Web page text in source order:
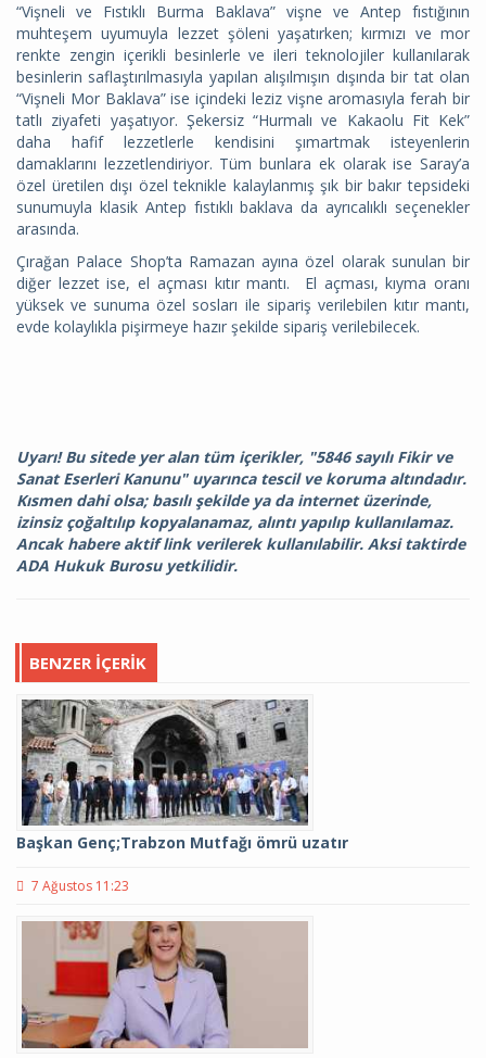
“Vişneli ve Fıstıklı Burma Baklava” vişne ve Antep fıstığının
muhteşem uyumuyla lezzet şöleni yaşatırken; kırmızı ve mor
renkte zengin içerikli besinlerle ve ileri teknolojiler kullanılarak
besinlerin saflaştırılmasıyla yapılan alışılmışın dışında bir tat olan
“Vişneli Mor Baklava” ise içindeki leziz vişne aromasıyla ferah bir
tatlı ziyafeti yaşatıyor. Şekersiz “Hurmalı ve Kakaolu Fit Kek”
daha hafif lezzetlerle kendisini şımartmak isteyenlerin
damaklarını lezzetlendiriyor. Tüm bunlara ek olarak ise Saray’a
özel üretilen dışı özel teknikle kalaylanmış şık bir bakır tepsideki
sunumuyla klasik Antep fıstıklı baklava da ayrıcalıklı seçenekler
arasında.
Çırağan Palace Shop’ta Ramazan ayına özel olarak sunulan bir
diğer lezzet ise, el açması kıtır mantı. El açması, kıyma oranı
yüksek ve sunuma özel sosları ile sipariş verilebilen kıtır mantı,
evde kolaylıkla pişirmeye hazır şekilde sipariş verilebilecek.
Uyarı! Bu sitede yer alan tüm içerikler, "5846 sayılı Fikir ve
Sanat Eserleri Kanunu" uyarınca tescil ve koruma altındadır.
Kısmen dahi olsa; basılı şekilde ya da internet üzerinde,
izinsiz çoğaltılıp kopyalanamaz, alıntı yapılıp kullanılamaz.
Ancak habere aktif link verilerek kullanılabilir. Aksi taktirde
ADA Hukuk Burosu yetkilidir.
BENZER İÇERIK
Başkan Genç;Trabzon Mutfağı ömrü uzatır
7 Ağustos 11:23